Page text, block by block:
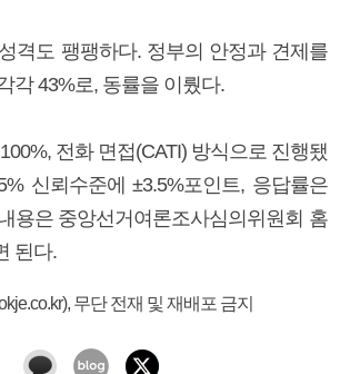
격도 팽팽하다. 정부의 안정과 견제를
각 43%로, 동률을 이뤘다.
전화 면접(CATI) 방식으로 진행됐
신뢰수준에 ±3.5%포인트, 응답률은
용은 중앙선거여론조사심의위원회 홈
된다.
무단 전재 및 재배포 금지